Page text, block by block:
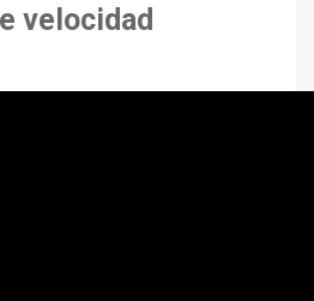
velocidad